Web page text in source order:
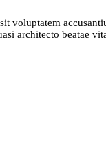
voluptatem
architecto beatae